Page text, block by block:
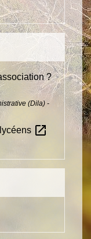
?
(Dila) -
open_in_new